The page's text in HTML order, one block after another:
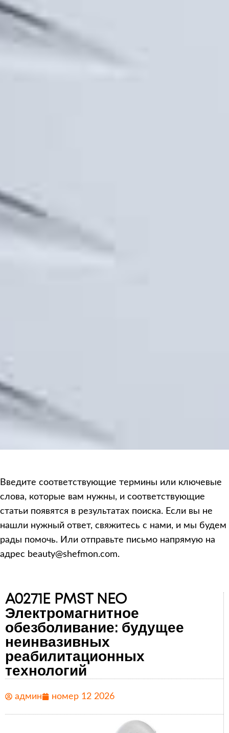
Введите соответствующие термины или ключевые
слова, которые вам нужны, и соответствующие
статьи появятся в результатах поиска. Если вы не
нашли нужный ответ, свяжитесь с нами, и мы будем
рады помочь. Или отправьте письмо напрямую на
адрес beauty@shefmon.com.
A0271E PMST NEO
Электромагнитное
обезболивание: будущее
неинвазивных
реабилитационных
технологий
админ номер 12 2026